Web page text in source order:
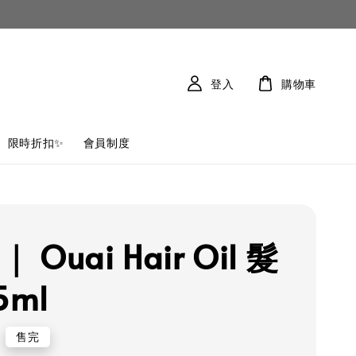
限時折扣✨ 會員制度
登入 購物車
Ouai Hair Oil 髮
售完